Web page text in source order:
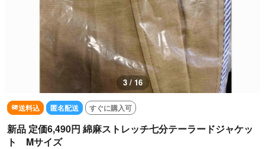
3 / 16
送料込 匿名配送 すぐに購入可
新品 定価6,490円 綿麻ストレッチ七分テーラードジャケッ
ト Mサイズ